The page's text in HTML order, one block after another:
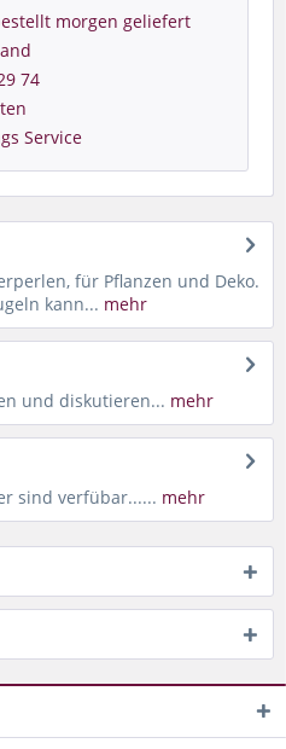
morgen geliefert
74
Service
für Pflanzen und Deko.
kann... mehr
und diskutieren... mehr
sind verfübar...... mehr